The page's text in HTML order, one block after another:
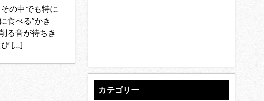
の中でも特に
食べる”かき
る音が待ちき
び […]
カテゴリー